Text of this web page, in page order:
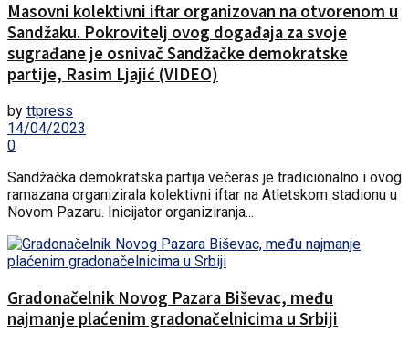
Masovni kolektivni iftar organizovan na otvorenom u
Sandžaku. Pokrovitelj ovog događaja za svoje
sugrađane je osnivač Sandžačke demokratske
partije, Rasim Ljajić (VIDEO)
by ttpress
14/04/2023
0
Sandžačka demokratska partija večeras je tradicionalno i ovog
ramazana organizirala kolektivni iftar na Atletskom stadionu u
Novom Pazaru. Inicijator organiziranja...
Gradonačelnik Novog Pazara Biševac, među
najmanje plaćenim gradonačelnicima u Srbiji